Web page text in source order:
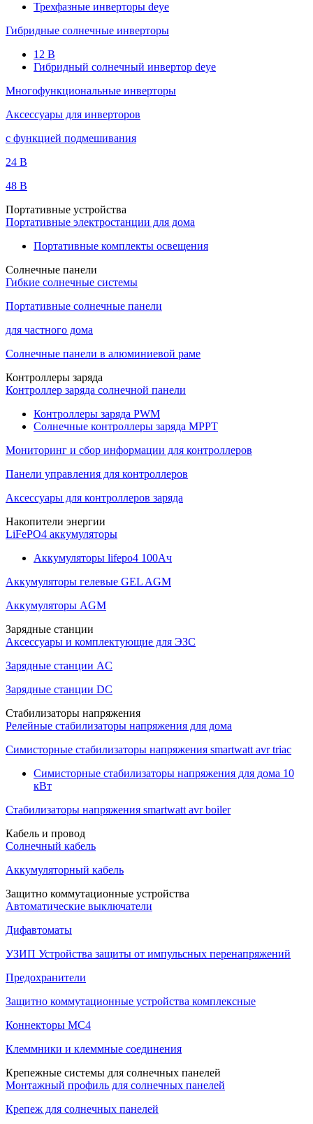
Трехфазные инверторы deye
Гибридные солнечные инверторы
12 B
Гибридный солнечный инвертор deye
Многофункциональные инверторы
Аксессуары для инверторов
с функцией подмешивания
24 B
48 B
Портативные устройства
Портативные электростанции для дома
Портативные комплекты освещения
Солнечные панели
Гибкие солнечные системы
Портативные солнечные панели
для частного дома
Солнечные панели в алюминиевой раме
Контроллеры заряда
Контроллер заряда солнечной панели
Контроллеры заряда PWM
Солнечные контроллеры заряда MPPT
Мониторинг и сбор информации для контроллеров
Панели управления для контроллеров
Аксессуары для контроллеров заряда
Накопители энергии
LiFePO4 аккумуляторы
Аккумуляторы lifepo4 100Ач
Аккумуляторы гелевые GEL AGM
Аккумуляторы AGM
Зарядные станции
Аксессуары и комплектующие для ЭЗС
Зарядные станции AC
Зарядные станции DC
Стабилизаторы напряжения
Релейные стабилизаторы напряжения для дома
Симисторные стабилизаторы напряжения smartwatt avr triac
Симисторные стабилизаторы напряжения для дома 10
кВт
Стабилизаторы напряжения smartwatt avr boiler
Кабель и провод
Солнечный кабель
Аккумуляторный кабель
Защитно коммутационные устройства
Автоматические выключатели
Дифавтоматы
УЗИП Устройства защиты от импульсных перенапряжений
Предохранители
Защитно коммутационные устройства комплексные
Коннекторы MC4
Клеммники и клеммные соединения
Крепежные системы для солнечных панелей
Монтажный профиль для солнечных панелей
Крепеж для солнечных панелей